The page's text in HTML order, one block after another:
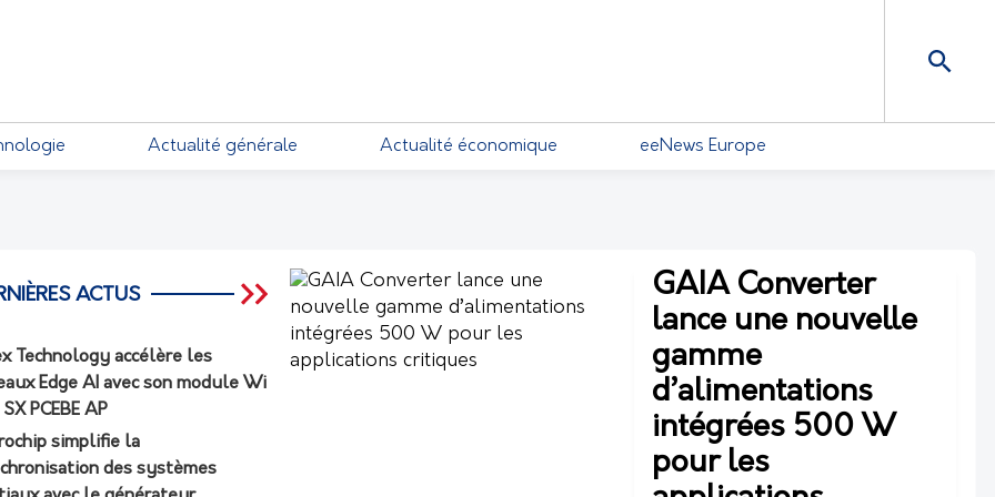
Actualité générale Actualité économique eeNews Europe
GAIA Converter
lance une nouvelle
gamme
d’alimentations
intégrées 500 W
pour les
ACTUS
Technology accélère les
Edge AI avec son module Wi
PCEBE AP
simplifie la
des systèmes